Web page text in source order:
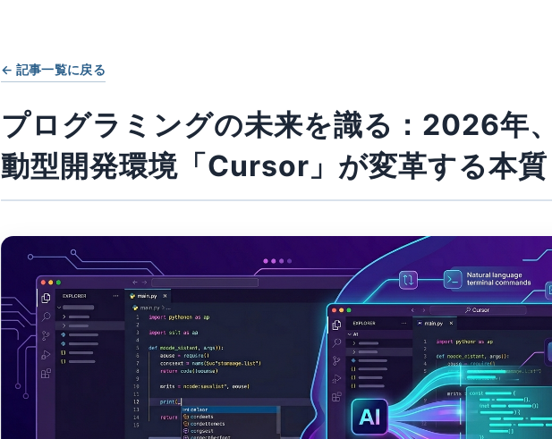
← 記事一覧に戻る
プログラミングの未来を識る：2026年
動型開発環境「Cursor」が変革する本質